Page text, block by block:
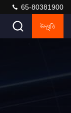
65-80381900
উদ্ধৃতি